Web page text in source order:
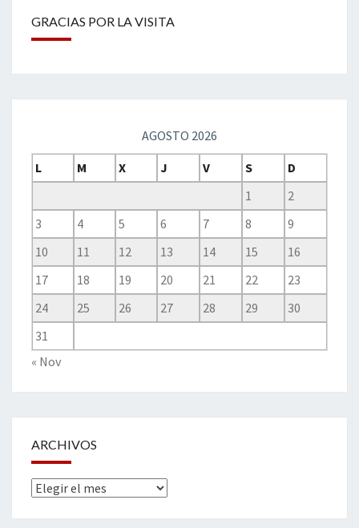
GRACIAS POR LA VISITA
AGOSTO 2026
L
M X J V S
D
1
2
3
4 5 6 7 8
9
10
11 12 13 14 15
16
17
18 19 20 21 22
23
24
25 26 27 28 29
30
31
« Nov
ARCHIVOS
Archivos